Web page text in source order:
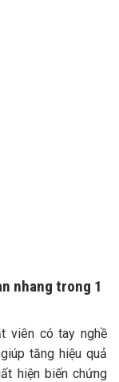
nhang trong 1
viên có tay nghề
tăng hiệu quả
hiện biến chứng